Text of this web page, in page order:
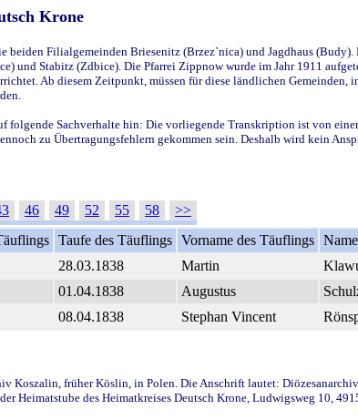
Krone
Filialgemeinden Briesenitz (Brzez`nica) und Jagdhaus
und Stabitz (Zdbice). Die Pfarrei Zippnow wurde im Jahr 1911
Ab diesem Zeitpunkt, müssen für diese ländlichen Gemeinden,
folgende Sachverhalte hin: Die vorliegende Transkription ist von
zu Übertragungsfehlern gekommen sein. Deshalb wird kein
46 49 52 55 58
>>
Taufe des Täuflings Vorname des Täuflings
28.03.1838 Martin
01.04.1838 Augustus
08.04.1838 Stephan Vincent
Koszalin, früher Köslin, in Polen. Die Anschrift lautet:
Heimatstube des Heimatkreises Deutsch Krone, Ludwigsweg 10,